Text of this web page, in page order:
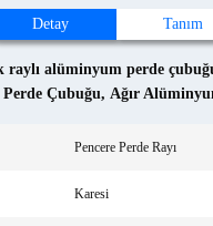
Detay Tanım
raylı alüminyum perde
Çubuğu, Ağır
Pencere Perde Rayı
Karesi